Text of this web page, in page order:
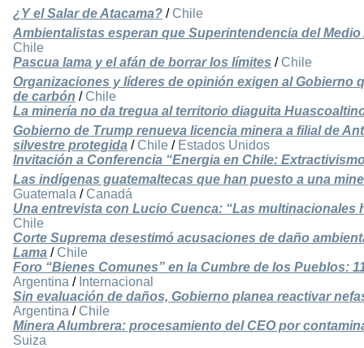
¿Y el Salar de Atacama? / Chile
Ambientalistas esperan que Superintendencia del
Chile
Pascua lama y el afán de borrar los límites / Chile
Organizaciones y líderes de opinión exigen al Gobierno
de carbón / Chile
La minería no da tregua al territorio diaguita
Gobierno de Trump renueva licencia minera a filial de
silvestre protegida / Chile / Estados Unidos
Invitación a Conferencia “Energia en Chile:
Las indígenas guatemaltecas que han puesto a una
Guatemala / Canadá
Una entrevista con Lucio Cuenca: “Las multinacionales
Chile
Corte Suprema desestimó acusaciones de daño
Lama / Chile
Foro “Bienes Comunes” en la Cumbre de los Pueblos:
Argentina / Internacional
Sin evaluación de daños, Gobierno planea reactivar
Argentina / Chile
Minera Alumbrera: procesamiento del CEO por
Suiza